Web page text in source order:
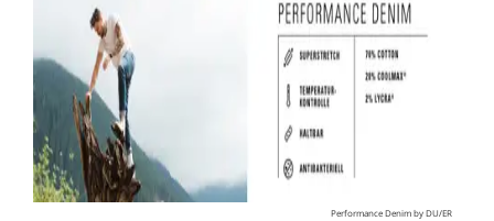
Performance Denim by DU/ER